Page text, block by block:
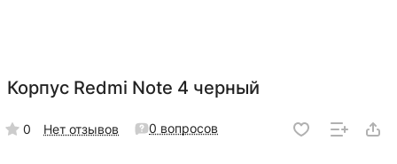
Корпус Redmi Note 4 черный
0 Нет отзывов 0 вопросов